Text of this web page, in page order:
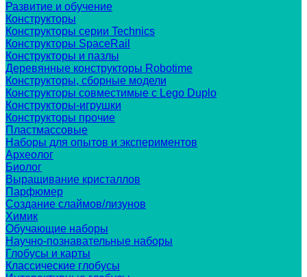
Развитие и обучение
Конструкторы
Конструкторы серии Technics
Конструкторы SpaceRail
Конструкторы и пазлы
Деревянные конструкторы Robotime
Конструкторы, сборные модели
Конструкторы совместимые с Lego Duplo
Конструкторы-игрушки
Конструкторы прочие
Пластмассовые
Наборы для опытов и экспериментов
Археолог
Биолог
Выращивание кристаллов
Парфюмер
Создание слаймов/лизунов
Химик
Обучающие наборы
Научно-познавательные наборы
Глобусы и карты
Классические глобусы